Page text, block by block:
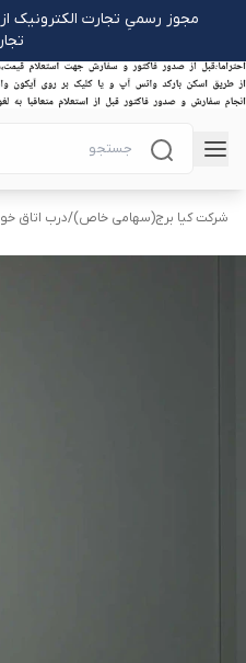
مجوز رسمیِ تجارت
شرکت کیا برج(سهامی خاص)/درب اتاق